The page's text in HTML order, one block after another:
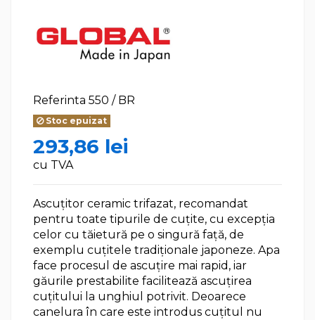
Referinta 550 / BR
Stoc epuizat
293,86 lei
cu TVA
Ascuțitor ceramic trifazat, recomandat
pentru toate tipurile de cuțite, cu excepția
celor cu tăietură pe o singură față, de
exemplu cuțitele tradiționale japoneze. Apa
face procesul de ascuțire mai rapid, iar
găurile prestabilite facilitează ascuțirea
cuțitului la unghiul potrivit. Deoarece
canelura în care este introdus cuțitul nu